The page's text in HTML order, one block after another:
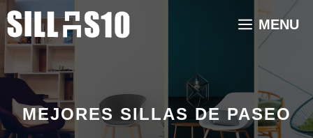
Saltar
al
contenido
MENU
MEJORES SILLAS DE PASEO